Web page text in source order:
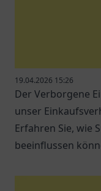
19.04.2026 15:26
Der Verborgene
unser
Erfahren Sie, wie
beeinflussen